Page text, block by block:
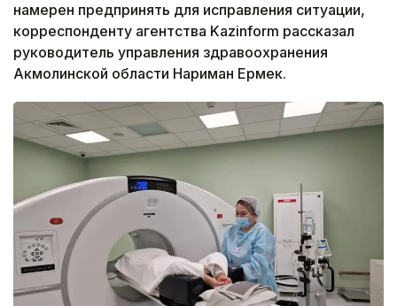
намерен предпринять для исправления ситуации,
корреспонденту агентства Kazinform рассказал
руководитель управления здравоохранения
Акмолинской области Нариман Ермек.